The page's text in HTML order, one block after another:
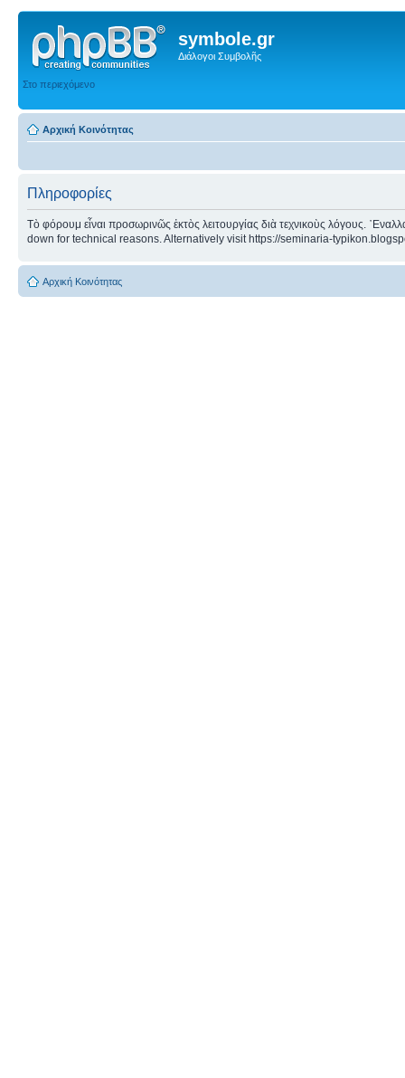
symbole.gr
Διάλογοι Συμβολῆς
Στο περιεχόμενο
Αρχική Κοινότητας
Πληροφορίες
Τὸ φόρουμ εἶναι προσωρινῶς ἐκτὸς λειτουργίας διὰ τεχνικοὺς λόγους.
down for technical reasons. Alternatively visit https://seminaria-
Αρχική Κοινότητας